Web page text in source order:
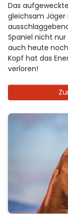
Das
gleichsam Jäger
Spaniel nicht
auch heute
Kopf hat das
verloren!